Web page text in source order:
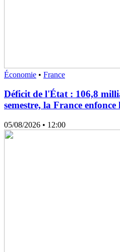
Économie • France
Déficit de l'État : 106,8
semestre, la France enfonce
05/08/2026 • 12:00